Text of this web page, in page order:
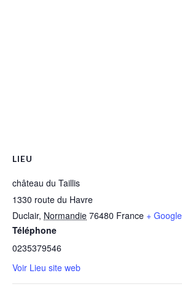
LIEU
château du Taillis
1330 route du Havre
Duclair, Normandie 76480 France +
Téléphone
0235379546
Voir Lieu site web